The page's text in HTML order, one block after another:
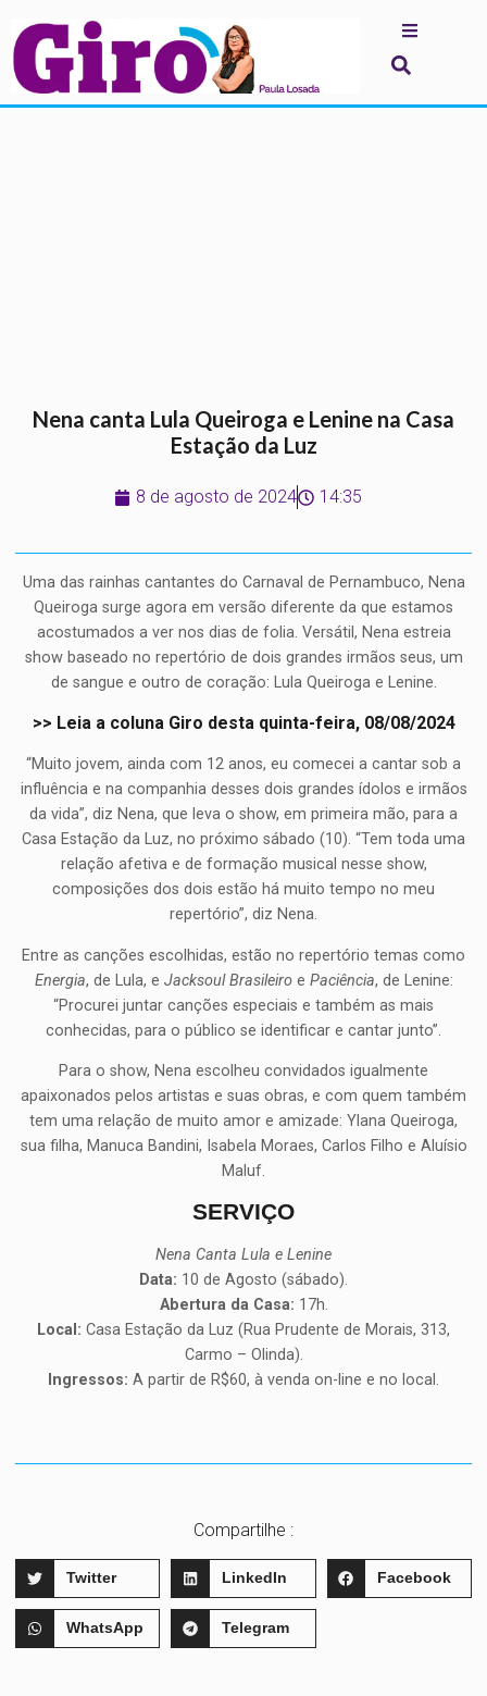
Nena canta Lula Queiroga e Lenine na Casa
Estação da Luz
8 de agosto de 2024 14:35
Uma das rainhas cantantes do Carnaval de Pernambuco, Nena
Queiroga surge agora em versão diferente da que estamos
acostumados a ver nos dias de folia. Versátil, Nena estreia
show baseado no repertório de dois grandes irmãos seus, um
de sangue e outro de coração: Lula Queiroga e Lenine.
>> Leia a coluna Giro desta quinta-feira, 08/08/2024
“Muito jovem, ainda com 12 anos, eu comecei a cantar sob a
influência e na companhia desses dois grandes ídolos e irmãos
da vida”, diz Nena, que leva o show, em primeira mão, para a
Casa Estação da Luz, no próximo sábado (10). “Tem toda uma
relação afetiva e de formação musical nesse show,
composições dos dois estão há muito tempo no meu
repertório”, diz Nena.
Entre as canções escolhidas, estão no repertório temas como
Energia, de Lula, e Jacksoul Brasileiroe Paciência, de Lenine:
“Procurei juntar canções especiais e também as mais
conhecidas, para o público se identificar e cantar junto”.
Para o show, Nena escolheu convidados igualmente
apaixonados pelos artistas e suas obras, e com quem também
tem uma relação de muito amor e amizade: Ylana Queiroga,
sua filha, Manuca Bandini, Isabela Moraes, Carlos Filho e Aluísio
Maluf.
SERVIÇO
Nena Canta Lula e Lenine
Data: 10 de Agosto (sábado).
Abertura da Casa: 17h.
Local: Casa Estação da Luz (Rua Prudente de Morais, 313,
Carmo – Olinda).
Ingressos: A partir de R$60, à venda on-line e no local.
Compartilhe :
Twitter LinkedIn Facebook
WhatsApp Telegram